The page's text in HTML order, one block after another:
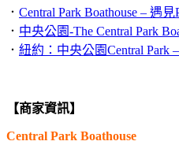
． Central Park Boathouse – 遇見
． 中央公園-The Central Park
． 紐約：中央公園Central Park
【商家資訊】
Central Park Boathouse